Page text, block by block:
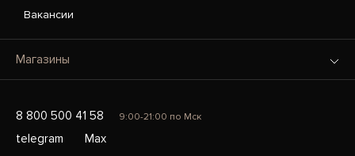
Вакансии
Магазины
8 800 500 41 58 9:00-21:00 по Мск
telegram
Max